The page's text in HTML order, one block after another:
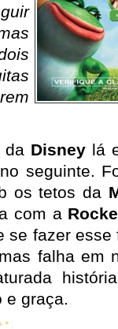
da Disney lá
seguinte.
os tetos da
com a
se fazer
falha em
e graça.